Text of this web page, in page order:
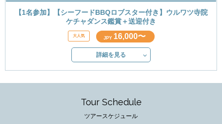
【1名参加】【シーフードBBQロブスター付き】ウルワツ寺院
ケチャダンス鑑賞＋送迎付き
JPY 16,000〜
詳細を見る
Tour Schedule
ツアースケジュール